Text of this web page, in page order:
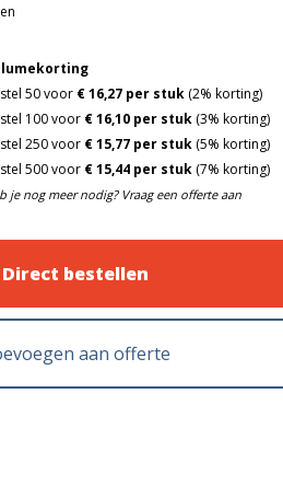
50 voor € 16,27 per stuk (2% korting)
100 voor € 16,10 per stuk (3% korting)
250 voor € 15,77 per stuk (5% korting)
500 voor € 15,44 per stuk (7% korting)
je nog meer nodig? Vraag een offerte aan
Direct bestellen
aan offerte